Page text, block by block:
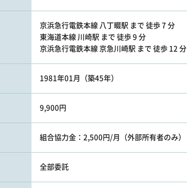
京浜急行電鉄本線 八丁畷駅 まで 徒歩 7 分
東海道本線 川崎駅 まで 徒歩 9 分
京浜急行電鉄本線 京急川崎駅 まで 徒歩 12 分
1981年01月（築45年）
9,900円
組合協力金：2,500円/月（外部所有者のみ）
全部委託